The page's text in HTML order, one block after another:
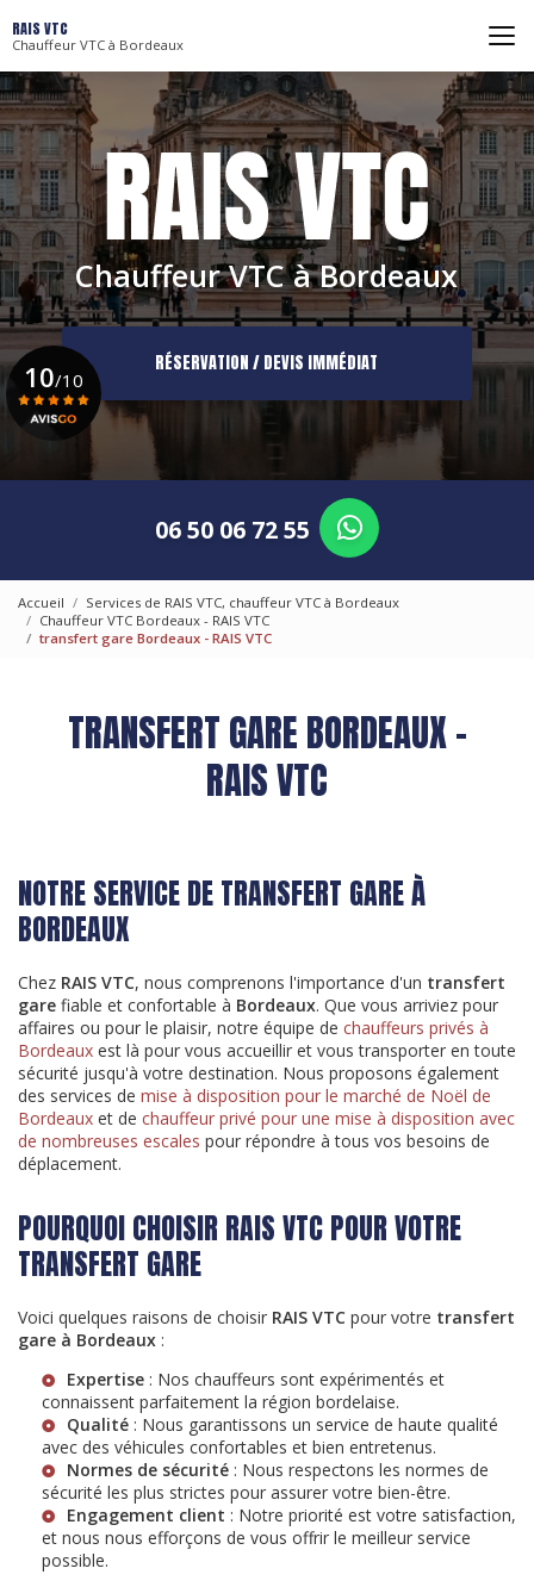
au
contenu
principal
RAIS VTC
Chauffeur VTC à Bordeaux
Chauffeur VTC à Bordeaux
RÉSERVATION / DEVIS IMMÉDIAT
06 50 06 72 55
10/10
Accueil
Services de RAIS VTC, chauffeur VTC à Bordeaux
Chauffeur VTC Bordeaux - RAIS VTC
transfert gare Bordeaux - RAIS VTC
TRANSFERT GARE BORDEAUX -
RAIS VTC
NOTRE SERVICE DE TRANSFERT GARE À
BORDEAUX
Chez RAIS VTC, nous comprenons l'importance d'un transfert
gare fiable et confortable à Bordeaux. Que vous arriviez pour
affaires ou pour le plaisir, notre équipe de chauffeurs privés à
Bordeaux est là pour vous accueillir et vous transporter en toute
sécurité jusqu'à votre destination. Nous proposons également
des services de mise à disposition pour le marché de Noël de
Bordeaux et de chauffeur privé pour une mise à disposition avec
de nombreuses escales pour répondre à tous vos besoins de
déplacement.
POURQUOI CHOISIR RAIS VTC POUR VOTRE
TRANSFERT GARE
Voici quelques raisons de choisir RAIS VTC pour votre transfert
gare à Bordeaux :
Expertise : Nos chauffeurs sont expérimentés et
connaissent parfaitement la région bordelaise.
Qualité : Nous garantissons un service de haute qualité
avec des véhicules confortables et bien entretenus.
Normes de sécurité : Nous respectons les normes de
sécurité les plus strictes pour assurer votre bien-être.
Engagement client : Notre priorité est votre satisfaction,
et nous nous efforçons de vous offrir le meilleur service
possible.